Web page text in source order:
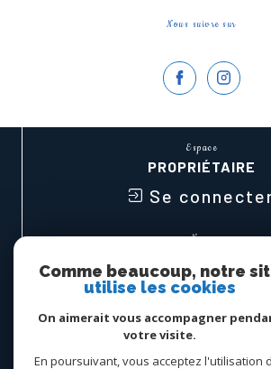
Nous suivre sur
Espace
PROPRIÉTAIRE
Se
Nous
Comme beaucoup, notre
utilise les cookies
On aimerait vous accompagner
votre visite.
En poursuivant, vous acceptez l'utilisation